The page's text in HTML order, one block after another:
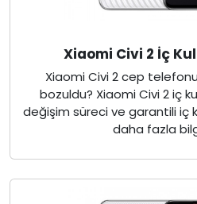
Xiaomi Civi 2 İç
Xiaomi Civi 2 cep
bozuldu? Xiaomi Civi 2 iç
değişim süreci ve garantili iç
daha fazla